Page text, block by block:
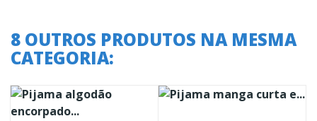
8 OUTROS PRODUTOS NA MESMA
CATEGORIA: